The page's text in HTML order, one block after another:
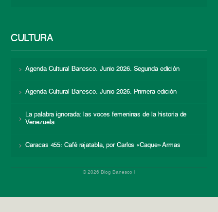
CULTURA
Agenda Cultural Banesco. Junio 2026. Segunda edición
Agenda Cultural Banesco. Junio 2026. Primera edición
La palabra ignorada: las voces femeninas de la historia de
Venezuela
Caracas 455: Café rajatabla, por Carlos «Caque» Armas
© 2026 Blog Banesco |